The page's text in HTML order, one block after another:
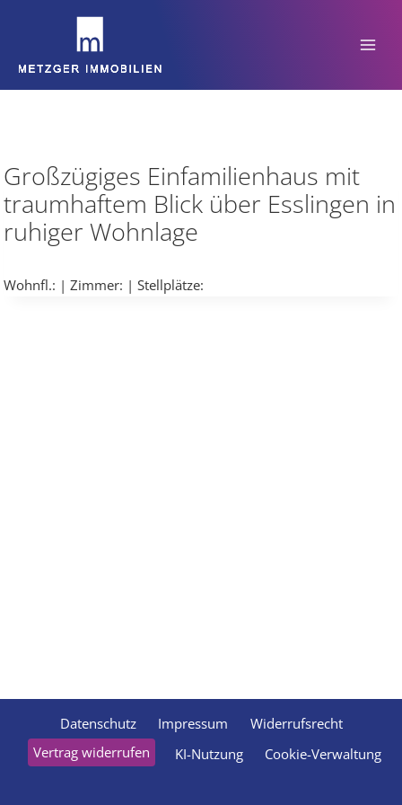
Großzügiges Einfamilienhaus mit
traumhaftem Blick über Esslingen in
ruhiger Wohnlage
Wohnfl.: | Zimmer: | Stellplätze:
Datenschutz Impressum
Widerrufsrecht
Vertrag widerrufen
KI-Nutzung Cookie-Verwaltung